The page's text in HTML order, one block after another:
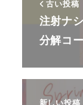
古い投稿
注射ナ
分解コ
新しい投稿